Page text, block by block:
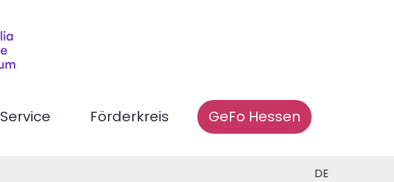
Service Förderkreis GeFo Hessen
DE